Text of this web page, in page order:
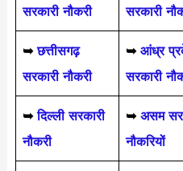
सरकारी नौकरी
सरकारी
➥ छत्तीसगढ़
सरकारी नौकरी
➥ आंध्र
सरकारी
➥ दिल्ली सरकारी
नौकरी
➥ असम
नौकरियों